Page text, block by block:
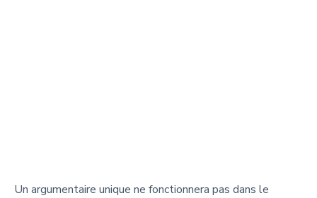
Un argumentaire unique ne fonctionnera pas dans le